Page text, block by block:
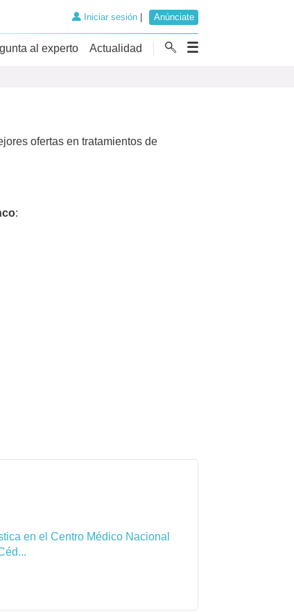
Iniciar sesión| Anúnciate
al experto Actualidad
ofertas en tratamientos de
:
en el Centro Médico Nacional